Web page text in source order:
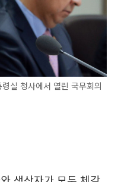
실 청사에서 열린 국무회의